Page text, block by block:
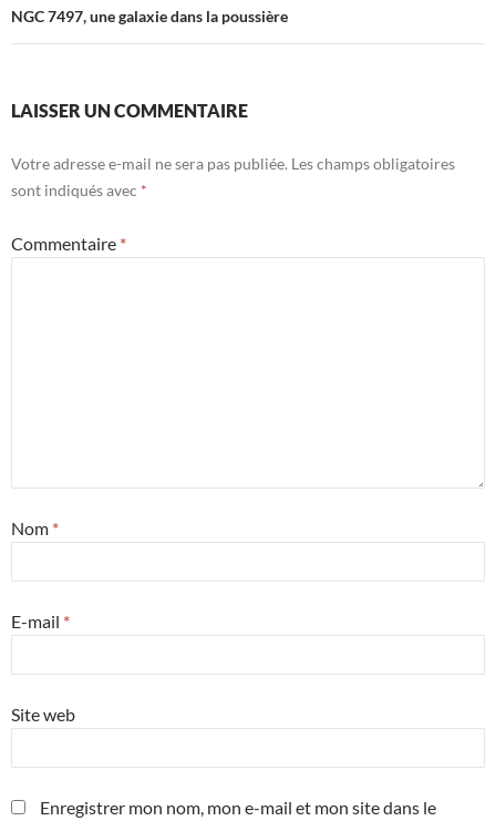
NGC 7497, une galaxie dans la poussière
LAISSER UN COMMENTAIRE
Votre adresse e-mail ne sera pas publiée. Les champs obligatoires
sont indiqués avec *
Commentaire *
Nom *
E-mail *
Site web
Enregistrer mon nom, mon e-mail et mon site dans le